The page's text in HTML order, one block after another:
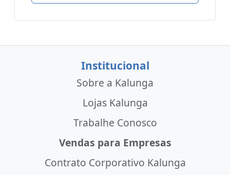
Institucional
Sobre a Kalunga
Lojas Kalunga
Trabalhe Conosco
Vendas para Empresas
Contrato Corporativo Kalunga